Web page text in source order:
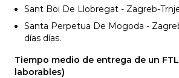
Sant Boi De Llobregat - Zagreb-
Santa Perpetua De Mogoda -
días días.
Tiempo medio de entrega de un
laborables)